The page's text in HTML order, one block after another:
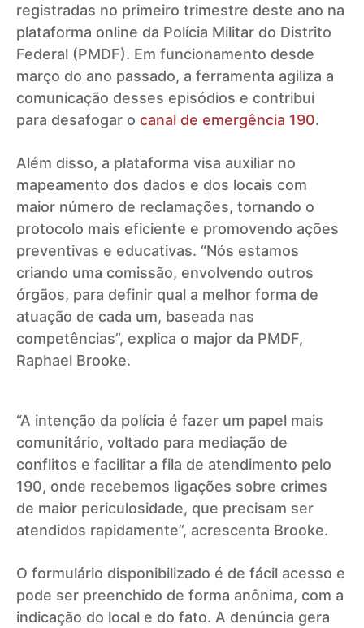
registradas no primeiro trimestre deste ano na
plataforma online da Polícia Militar do Distrito
Federal (PMDF). Em funcionamento desde
março do ano passado, a ferramenta agiliza a
comunicação desses episódios e contribui
para desafogar o canal de emergência 190.
Além disso, a plataforma visa auxiliar no
mapeamento dos dados e dos locais com
maior número de reclamações, tornando o
protocolo mais eficiente e promovendo ações
preventivas e educativas. “Nós estamos
criando uma comissão, envolvendo outros
órgãos, para definir qual a melhor forma de
atuação de cada um, baseada nas
competências”, explica o major da PMDF,
Raphael Brooke.
“A intenção da polícia é fazer um papel mais
comunitário, voltado para mediação de
conflitos e facilitar a fila de atendimento pelo
190, onde recebemos ligações sobre crimes
de maior periculosidade, que precisam ser
atendidos rapidamente”, acrescenta Brooke.
O formulário disponibilizado é de fácil acesso e
pode ser preenchido de forma anônima, com a
indicação do local e do fato. A denúncia gera